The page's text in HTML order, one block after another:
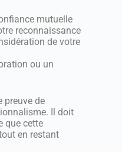
mutuelle
reconnaissance
de votre
ou un
preuve de
Il doit
que cette
en restant